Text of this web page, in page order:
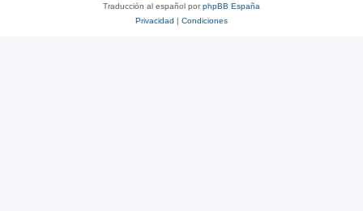
Traducción al español porphpBB España
Privacidad | Condiciones